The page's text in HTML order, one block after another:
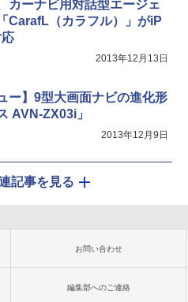
カーナビ用対話型エージェ
CarafL（カラフル）」がiP
2013年12月13日
ー】9型大画面ナビの進化形
AVN-ZX03i」
2013年12月9日
記事を見る
お問い合わせ
編集部へのご連絡